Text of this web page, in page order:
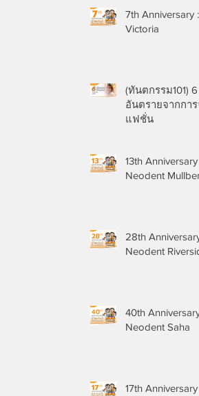
7th Anniversary
Victoria
(ทันตกรรม101)
อันตรายจากกา
แฟชั่น
13th Anniversary
Neodent
28th
Neodent
40th
Neodent Saha
17th